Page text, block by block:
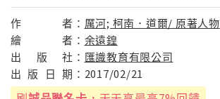
作 者： 厲河; 柯南．道爾/ 原著人物
繪
者： 余遠鍠
出
版 社： 匯識教育有限公司
出 版 日 期： 2017/02/21